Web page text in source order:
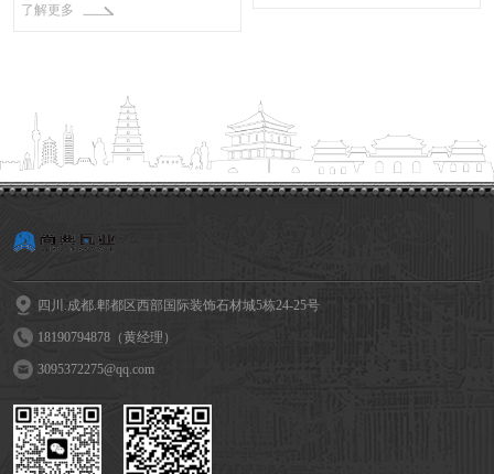
了解更多
四川.成都.郫都区西部国际装饰石材城5栋24-25号
18190794878（黄经理）
3095372275@qq.com